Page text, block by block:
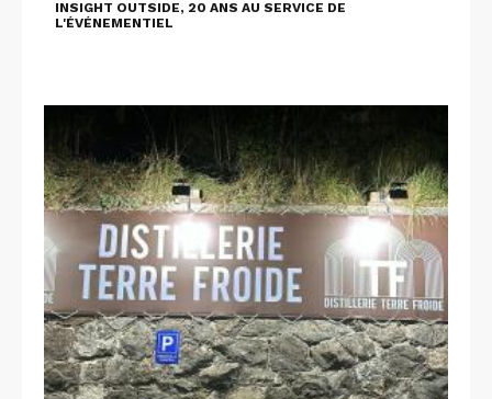
INSIGHT OUTSIDE, 20 ANS AU SERVICE DE
L'ÉVÉNEMENTIEL